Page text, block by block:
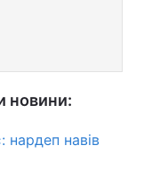
новини:
нардеп навів